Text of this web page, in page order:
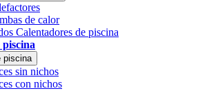
de calor
Calentadores de piscina
piscina
piscina
sin nichos
con nichos